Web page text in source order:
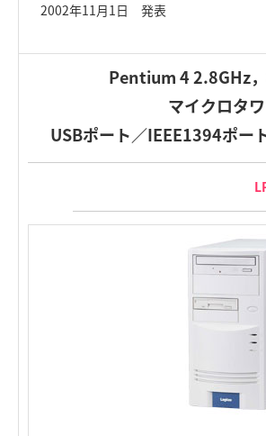
2002年11月1日 発表
Pentium 4 2.8GHz
マイクロタ
USBポート／IEEE1394ポー